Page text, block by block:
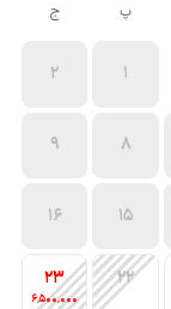
پ ج
1
2
8
9
15
16
22
23
6٬500٬000